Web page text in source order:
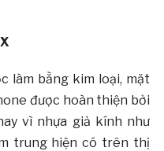
làm bằng kim loại, mặt
được hoàn thiện bởi
vì nhựa giả kính như
trung hiện có trên thị